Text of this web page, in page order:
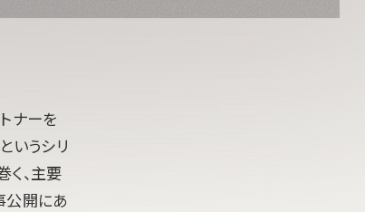
ナーを
というシリ
、主要
公開にあ